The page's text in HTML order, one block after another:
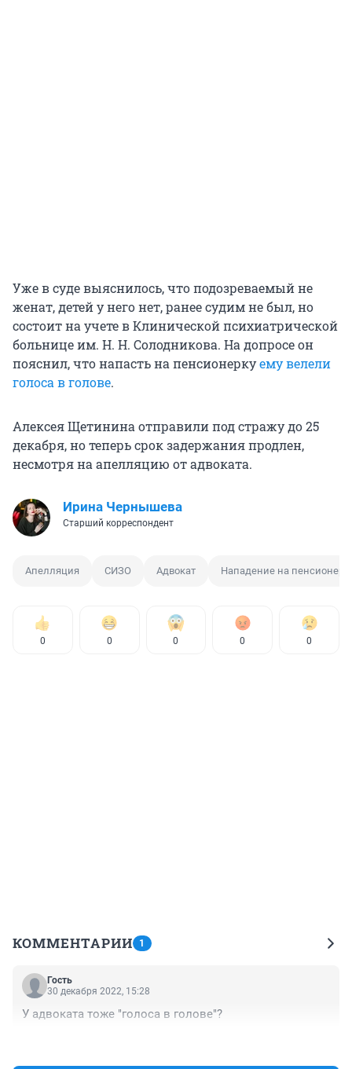
Уже в суде выяснилось, что подозреваемый не
женат, детей у него нет, ранее судим не был, но
состоит на учете в Клинической психиатрической
больнице им. Н. Н. Солодникова. На допросе он
пояснил, что напасть на пенсионеркуему велели
голоса в голове.
Алексея Щетинина отправили под стражу до 25
декабря, но теперь срок задержания продлен,
несмотря на апелляцию от адвоката.
Ирина Чернышева
Старший корреспондент
Апелляция СИЗО Адвокат Нападение на пенсионера
0 0 0 0 0
КОММЕНТАРИИ 1
Гость
30 декабря 2022, 15:28
У адвоката тоже "голоса в голове"?